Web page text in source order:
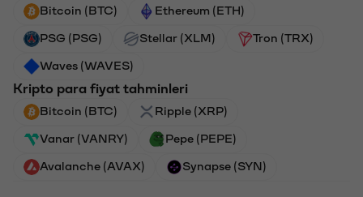
Bitcoin (BTC) Ethereum (ETH)
PSG (PSG) Stellar (XLM) Tron (TRX)
Waves (WAVES)
Kripto para fiyat tahminleri
Bitcoin (BTC) Ripple (XRP)
Vanar (VANRY) Pepe (PEPE)
Avalanche (AVAX) Synapse (SYN)